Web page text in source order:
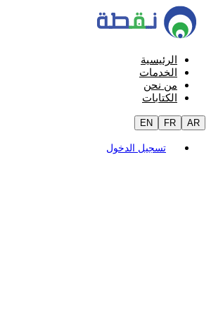
الرئيسية
الخدمات
من نحن
الكتابات
EN FR AR
تسجيل الدخول